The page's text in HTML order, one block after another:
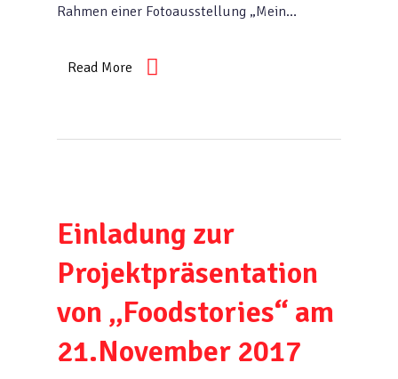
Rahmen einer Fotoausstellung „Mein…
Read More
Einladung zur
Projektpräsentation
von „Foodstories“ am
21.November 2017